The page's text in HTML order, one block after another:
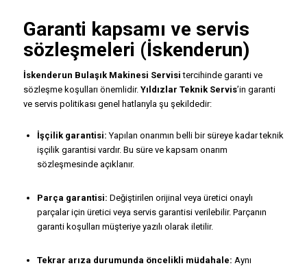
Garanti kapsamı ve servis
sözleşmeleri (İskenderun)
İskenderun Bulaşık Makinesi Servisi tercihinde garanti ve
sözleşme koşulları önemlidir. Yıldızlar Teknik Servis’in garanti
ve servis politikası genel hatlarıyla şu şekildedir:
İşçilik garantisi: Yapılan onarımın belli bir süreye kadar teknik
işçilik garantisi vardır. Bu süre ve kapsam onarım
sözleşmesinde açıklanır.
Parça garantisi: Değiştirilen orijinal veya üretici onaylı
parçalar için üretici veya servis garantisi verilebilir. Parçanın
garanti koşulları müşteriye yazılı olarak iletilir.
Tekrar arıza durumunda öncelikli müdahale: Aynı